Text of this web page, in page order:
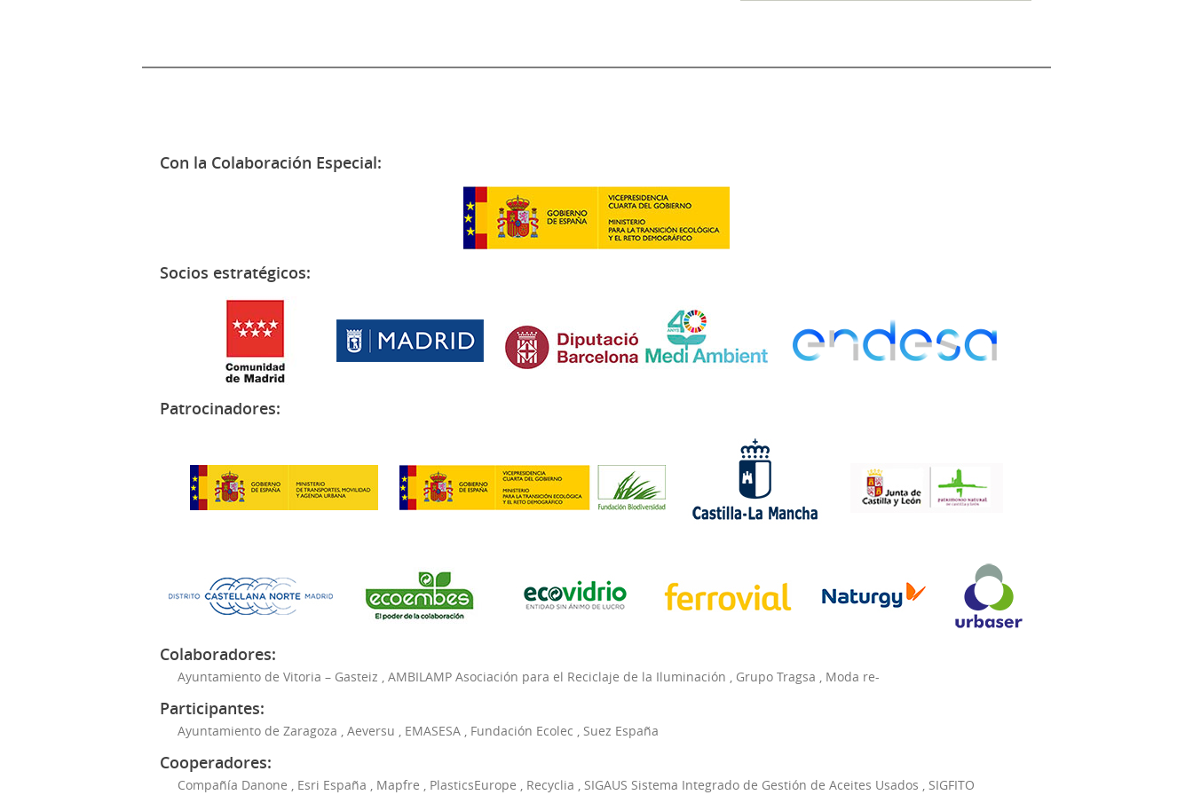
Con la Colaboración Especial:
Socios estratégicos:
Patrocinadores:
Colaboradores:
Ayuntamiento de Vitoria – Gasteiz AMBILAMP Asociación para el Reciclaje de la Iluminación Grupo Tragsa Moda re-
Participantes:
Ayuntamiento de Zaragoza Aeversu EMASESA Fundación Ecolec Suez España
Cooperadores:
Compañía Danone Esri España Mapfre PlasticsEurope Recyclia SIGAUS Sistema Integrado de Gestión de Aceites Usados
SIGFITO